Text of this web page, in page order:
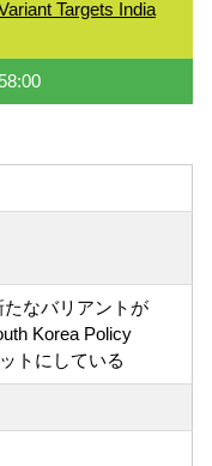
Targets India
なバリアントが
Korea Policy
トにしている